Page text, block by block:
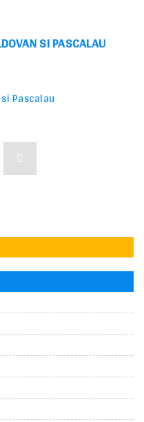
SI PASCALAU
Pascalau